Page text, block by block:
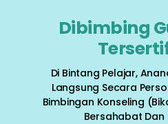
Dibimbing
Di Bintang Pelajar,
Langsung Secara
Bimbingan Konseling
Bersahabat Dan